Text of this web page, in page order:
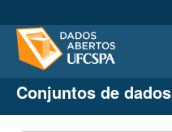
Conjuntos de dados
Organizações
Conjuntos de dados